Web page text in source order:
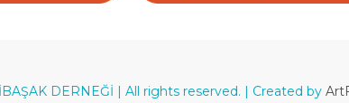
DERNEĞİ | All rights reserved. | Created by